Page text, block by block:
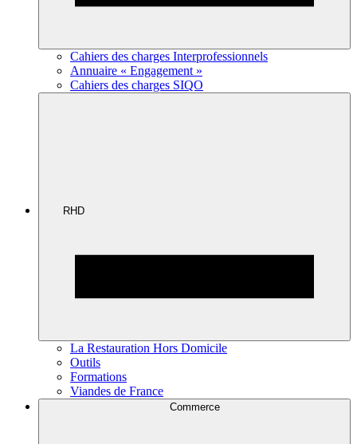
Cahiers des charges Interprofessionnels
Annuaire « Engagement »
Cahiers des charges SIQO
RHD
La Restauration Hors Domicile
Outils
Formations
Viandes de France
Commerce